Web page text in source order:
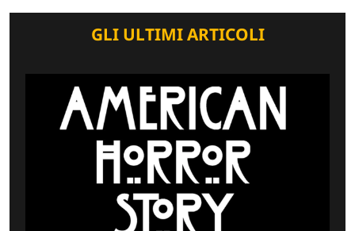
GLI ULTIMI ARTICOLI